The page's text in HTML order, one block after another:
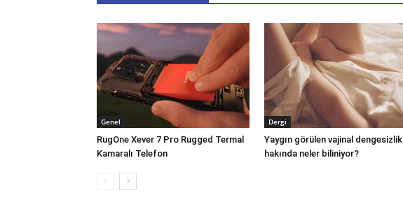
Genel
RugOne Xever 7 Pro Rugged Termal
Kamaralı Telefon
Dergi
Yaygın görülen vajinal dengesizlik
hakında neler biliniyor?